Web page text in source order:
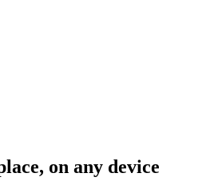
on any device